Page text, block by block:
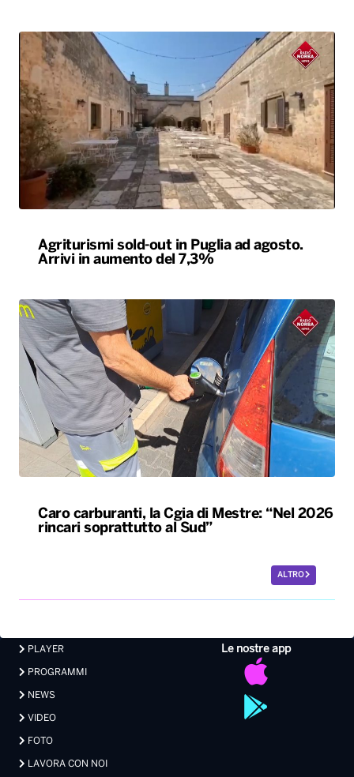
Agriturismi sold-out in Puglia ad agosto.
Arrivi in aumento del 7,3%
Caro carburanti, la Cgia di Mestre: “Nel 2026
rincari soprattutto al Sud”
ALTRO
Le nostre app
PLAYER
PROGRAMMI
NEWS
VIDEO
FOTO
LAVORA CON NOI